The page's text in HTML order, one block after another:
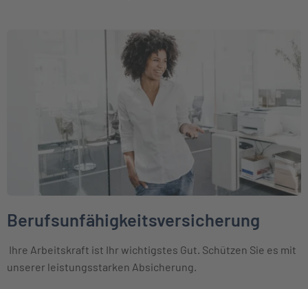
Weiter zu Berufsunfähigkeitsversicherung
Berufsunfähigkeitsversicherung
Ihre Arbeitskraft ist Ihr wichtigstes Gut. Schützen Sie es mit
unserer leistungsstarken Absicherung.